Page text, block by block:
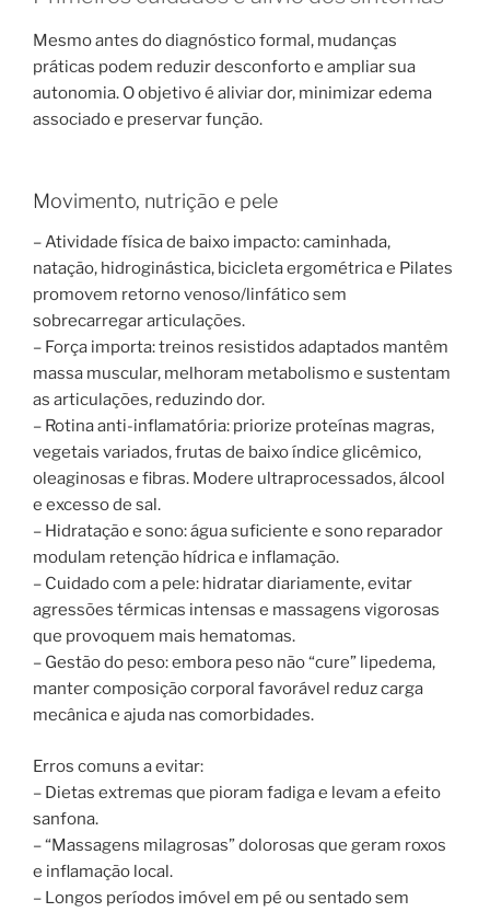
Mesmo antes do diagnóstico formal, mudanças
práticas podem reduzir desconforto e ampliar sua
autonomia. O objetivo é aliviar dor, minimizar edema
associado e preservar função.
Movimento, nutrição e pele
– Atividade física de baixo impacto: caminhada,
natação, hidroginástica, bicicleta ergométrica e Pilates
promovem retorno venoso/linfático sem
sobrecarregar articulações.
– Força importa: treinos resistidos adaptados mantêm
massa muscular, melhoram metabolismo e sustentam
as articulações, reduzindo dor.
– Rotina anti-inflamatória: priorize proteínas magras,
vegetais variados, frutas de baixo índice glicêmico,
oleaginosas e fibras. Modere ultraprocessados, álcool
e excesso de sal.
– Hidratação e sono: água suficiente e sono reparador
modulam retenção hídrica e inflamação.
– Cuidado com a pele: hidratar diariamente, evitar
agressões térmicas intensas e massagens vigorosas
que provoquem mais hematomas.
– Gestão do peso: embora peso não “cure” lipedema,
manter composição corporal favorável reduz carga
mecânica e ajuda nas comorbidades.
Erros comuns a evitar:
– Dietas extremas que pioram fadiga e levam a efeito
sanfona.
– “Massagens milagrosas” dolorosas que geram roxos
e inflamação local.
– Longos períodos imóvel em pé ou sentado sem